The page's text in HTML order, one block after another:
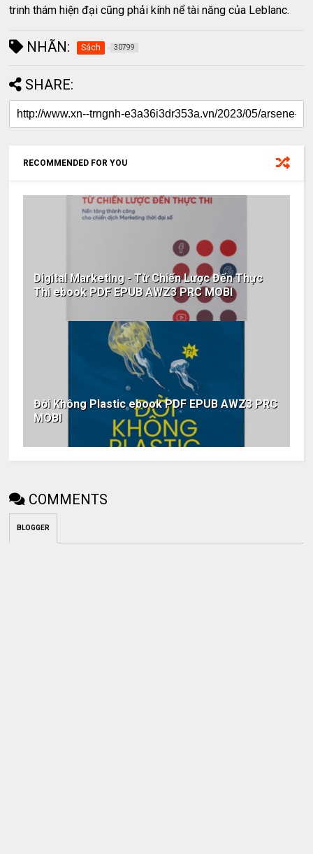
trinh thám hiện đại cũng phải kính nể tài năng của Leblanc.
NHÃN: Sách 30799
SHARE:
RECOMMENDED FOR YOU
Digital Marketing - Từ Chiến Lược Đến Thực
Thi ebook PDF EPUB AWZ3 PRC MOBI
Đời Không Plastic ebook PDF EPUB AWZ3 PRC
MOBI
COMMENTS
BLOGGER